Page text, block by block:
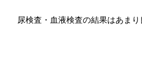
食
尿検査・血液検査の結果はあまり